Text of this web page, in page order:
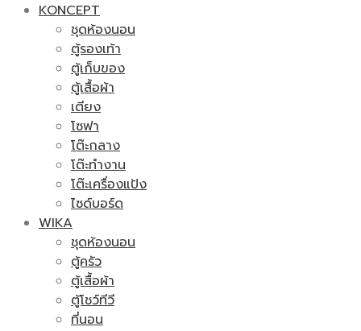
KONCEPT
ชุดห้องนอน
ตู้รองเท้า
ตู้เก็บของ
ตู้เสื้อผ้า
เตียง
โซฟา
โต๊ะกลาง
โต๊ะทำงาน
โต๊ะเครื่องแป้ง
ไซด์บอร์ด
WIKA
ชุดห้องนอน
ตู้ครัว
ตู้เสื้อผ้า
ตู้โชว์ทีวี
ที่นอน